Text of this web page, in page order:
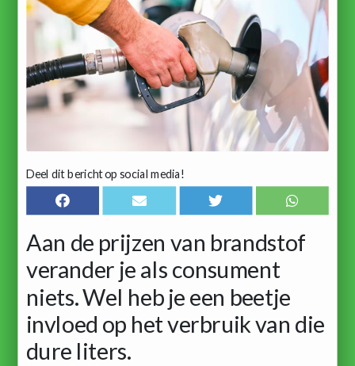
Deel dit bericht op social media!
Aan de prijzen van brandstof
verander je als consument
niets. Wel heb je een beetje
invloed op het verbruik van die
dure liters.